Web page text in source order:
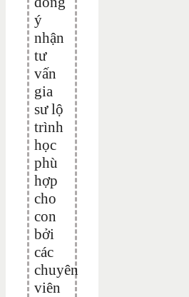
ý
nhận
tư
vấn
gia
sư lộ
trình
học
phù
hợp
cho
con
bởi
các
chuyên
viên